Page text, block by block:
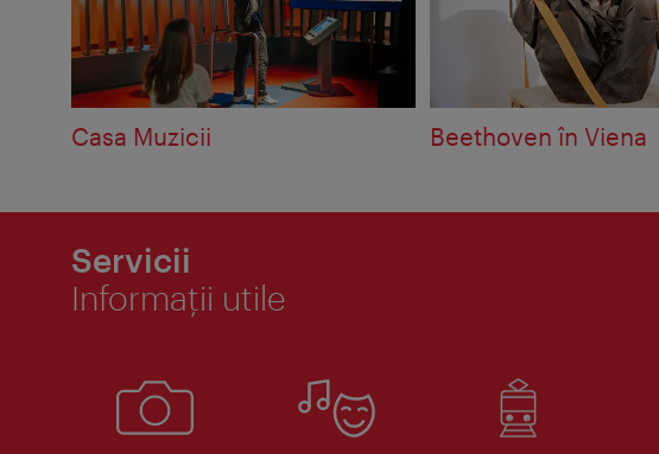
Casa Muzicii Beethoven în Viena
Servicii
Informaţii utile